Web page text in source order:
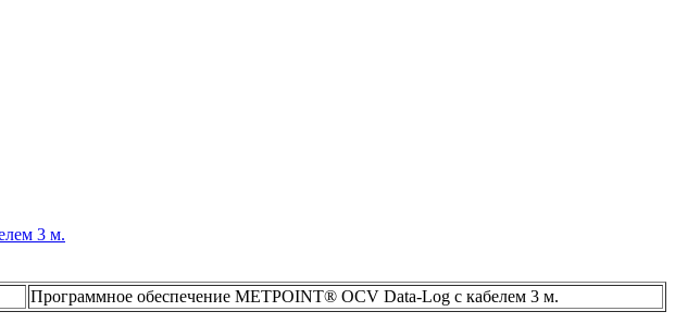
Программное обеспечение METPOINT® OCV Data-Log с кабелем 3 м.